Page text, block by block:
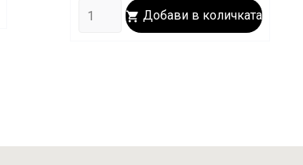
 Добави в количката